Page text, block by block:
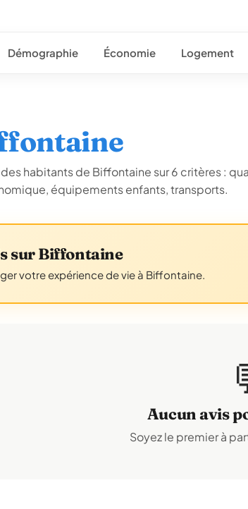
Démographie Économie Logement
habitants de Biffontaine sur 6 critères :
équipements enfants, transports.
sur Biffontaine
votre expérience de vie à Biffontaine.
Aucun avis
Soyez le premier à